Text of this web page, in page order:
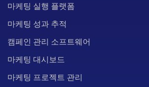
마케팅 실행 플랫폼
마케팅 성과 추적
캠페인 관리 소프트웨어
마케팅 대시보드
마케팅 프로젝트 관리